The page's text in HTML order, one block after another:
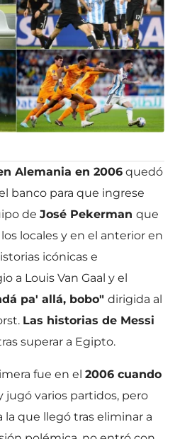
Alemania en 2006 quedó
banco para que ingrese
de José Pekerman que
locales y en el anterior en
icónicas e
a Louis Van Gaal y el
pa' allá, bobo" dirigida al
Las historias de Messi
superar a Egipto.
fue en el 2006 cuando
jugó varios partidos, pero
la que llegó tras eliminar a